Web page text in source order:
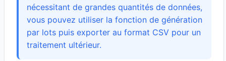
nécessitant de grandes quantités de données,
vous pouvez utiliser la fonction de génération
par lots puis exporter au format CSV pour un
traitement ultérieur.